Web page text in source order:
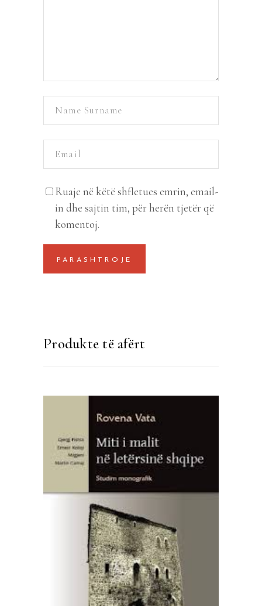
Ruaje në këtë shfletues emrin, email-
in dhe sajtin tim, për herën tjetër që
komentoj.
Produkte të afërt
SHTOJE NË SHPORTË